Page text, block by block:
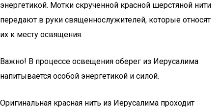
энергетикой. Мотки скрученной красной шерстяной нити
передают в руки священнослужителей, которые относят
их к месту освящения.
Важно! В процессе освещения оберег из Иерусалима
напитывается особой энергетикой и силой.
Оригинальная красная нить из Иерусалима проходит